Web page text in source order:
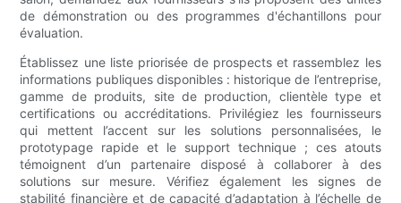
de démonstration ou des programmes d'échantillons pour
évaluation.
Établissez une liste priorisée de prospects et rassemblez les
informations publiques disponibles : historique de l’entreprise,
gamme de produits, site de production, clientèle type et
certifications ou accréditations. Privilégiez les fournisseurs
qui mettent l’accent sur les solutions personnalisées, le
prototypage rapide et le support technique ; ces atouts
témoignent d’un partenaire disposé à collaborer à des
solutions sur mesure. Vérifiez également les signes de
stabilité financière et de capacité d’adaptation à l’échelle de